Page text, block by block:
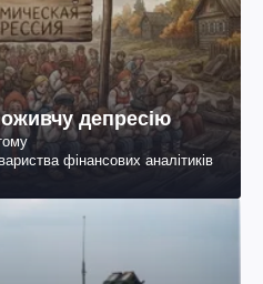
депресію
фінансових аналітиків